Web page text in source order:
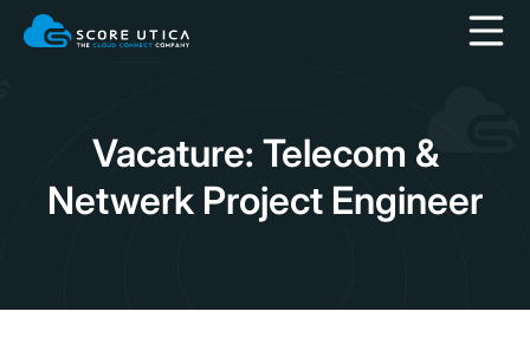
Vacature: Telecom &
Netwerk Project Engineer